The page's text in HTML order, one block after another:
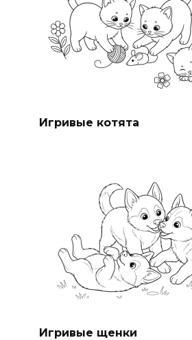
Игривые котята
Игривые щенки